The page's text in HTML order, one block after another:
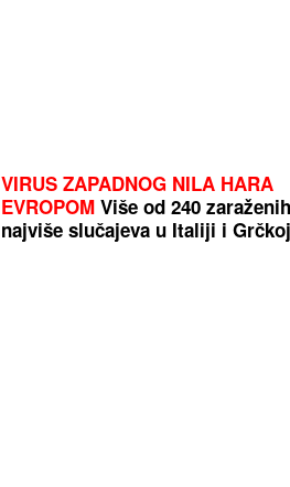
VIRUS ZAPADNOG NILA HARA
EVROPOM Više od 240
najviše slučajeva u Italiji i